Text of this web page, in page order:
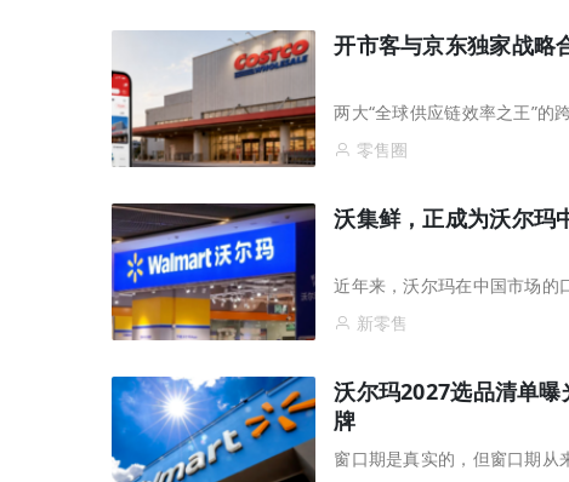
开市客与京东独家战略
两大“全球供应链效率之王”的
零售圈
沃集鲜，正成为沃尔玛
近年来，沃尔玛在中国市场的
新零售
沃尔玛2027选品清单
牌
窗口期是真实的，但窗口期从